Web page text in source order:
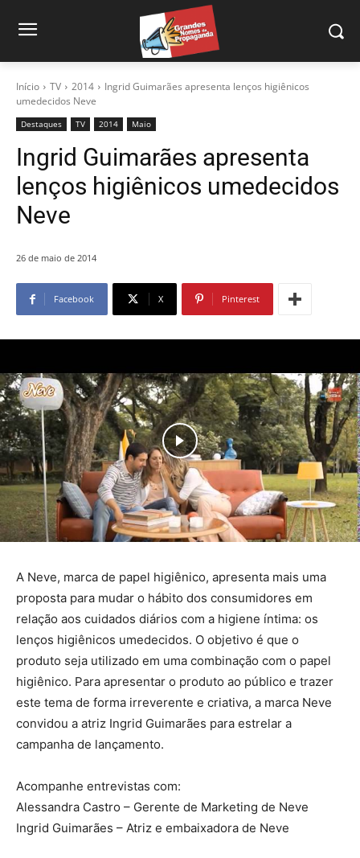
Início TV 2014
Ingrid Guimarães apresenta lenços higiênicos
umedecidos Neve
Destaques TV 2014 Maio
Ingrid Guimarães apresenta
lenços higiênicos umedecidos
Neve
26 de maio de 2014
Facebook X Pinterest
A Neve, marca de papel higiênico, apresenta mais uma
proposta para mudar o hábito dos consumidores em
relação aos cuidados diários com a higiene íntima: os
lenços higiênicos umedecidos. O objetivo é que o
produto seja utilizado em uma combinação com o papel
higiênico. Para apresentar o produto ao público e trazer
este tema de forma irreverente e criativa, a marca Neve
convidou a atriz Ingrid Guimarães para estrelar a
campanha de lançamento.
Acompanhe entrevistas com:
Alessandra Castro – Gerente de Marketing de Neve
Ingrid Guimarães – Atriz e embaixadora de Neve